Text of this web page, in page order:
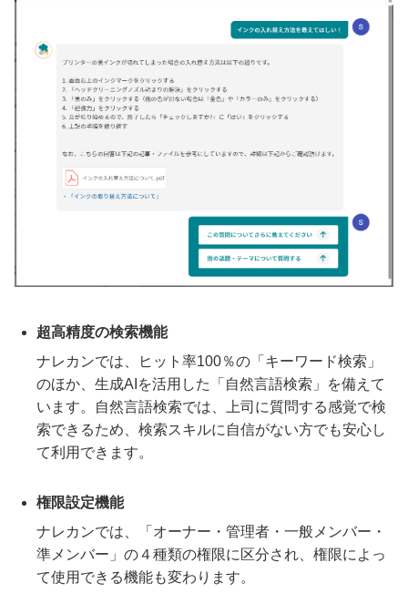
超高精度の検索機能
ナレカンでは、ヒット率100％の「キーワード検索」
のほか、生成AIを活用した「自然言語検索」を備えて
います。自然言語検索では、上司に質問する感覚で検
索できるため、検索スキルに自信がない方でも安心し
て利用できます。
権限設定機能
ナレカンでは、「オーナー・管理者・一般メンバー・
準メンバー」の４種類の権限に区分され、権限によっ
て使用できる機能も変わります。